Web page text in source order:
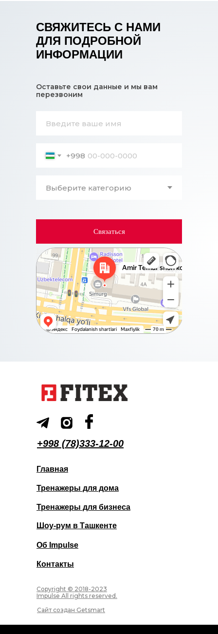
СВЯЖИТЕСЬ С НАМИ
ДЛЯ ПОДРОБНОЙ
ИНФОРМАЦИИ
Оставьте свои данные и мы вам
перезвоним
+998
Связаться
Ташкент
Проспект Амира Темура, 88А на карте Ташкента,
ближайшее метро Бадамзар — Яндекс Карты
Copyright © 2018-2023
Impulse All rights reserved.
Главная
Тренажеры для дома
Тренажеры для бизнеса
Шоу-рум в Ташкенте
Об Impulse
Контакты
Сайт создан Getsmart
+998 (78)333-12-00